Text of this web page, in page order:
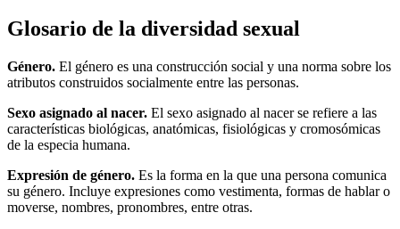
Glosario de la diversidad sexual
Género. El género es una construcción social y una norma sobre los
atributos construidos socialmente entre las personas.
Sexo asignado al nacer. El sexo asignado al nacer se refiere a las
características biológicas, anatómicas, fisiológicas y cromosómicas
de la especia humana.
Expresión de género. Es la forma en la que una persona comunica
su género. Incluye expresiones como vestimenta, formas de hablar o
moverse, nombres, pronombres, entre otras.